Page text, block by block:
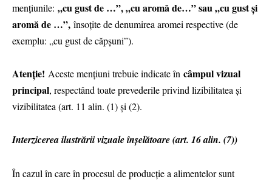
mențiunile: „cu gust de …”, „cu aromă de…” sau „cu gust și
aromă de …”, însoțite de denumirea aromei respective (de
exemplu: „cu gust de căpșuni”).
Atenție! Aceste mențiuni trebuie indicate în câmpul vizual
principal, respectând toate prevederile privind lizibilitatea și
vizibilitatea (art. 11 alin. (1) și (2).
Interzicerea ilustrării vizuale înșelătoare (art. 16 alin. (7))
În cazul în care în procesul de producție a alimentelor sunt